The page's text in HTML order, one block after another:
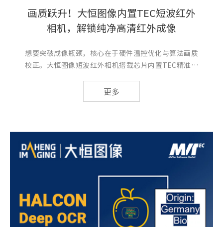
画质跃升！大恒图像内置TEC短波红外
相机，解锁纯净高清红外成像
想要突破成像瓶颈，核心在于硬件温控优化与算法画质
校正。大恒图像短波红外相机搭载芯片内置TEC精准制
点校正双算法优化，从硬件+软件双重维度彻底解决成像
痛点，带来高清、纯净、稳定的红外成像体验。
更多